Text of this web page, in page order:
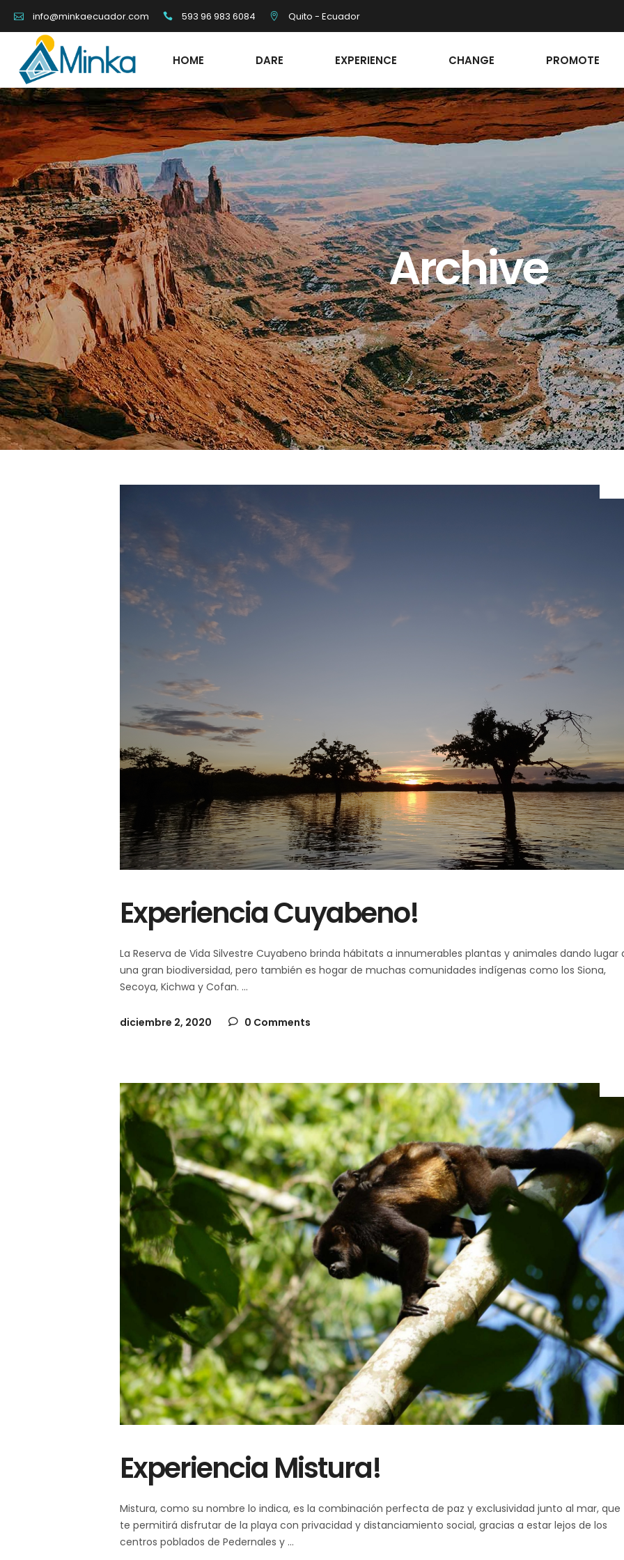
info@minkaecuador.com 593 96 983 6084 Quito - Ecuador
HOME DARE EXPERIENCE CHANGE PROMOTE
Archive
Experiencia Cuyabeno!
La Reserva de Vida Silvestre Cuyabeno brinda hábitats a innumerables plantas y animales dando lugar
una gran biodiversidad, pero también es hogar de muchas comunidades indígenas como los Siona,
Secoya, Kichwa y Cofan.
diciembre 2, 2020 0 Comments
Experiencia Mistura!
Mistura, como su nombre lo indica, es la combinación perfecta de paz y exclusividad junto al mar, que
te permitirá disfrutar de la playa con privacidad y distanciamiento social, gracias a estar lejos de los
centros poblados de Pedernales y